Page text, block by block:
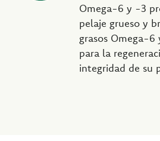
Omega-6 y -3
pelaje grueso y
grasos Omega-
para la
integridad de su